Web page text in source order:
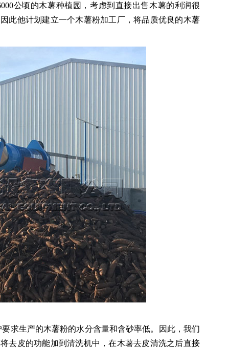
公顷的木薯种植园，考虑到直接出售木薯的利润很
此他计划建立一个木薯粉加工厂，将品质优良的木薯
求生产的木薯粉的水分含量和含砂率低。因此，我们
去皮的功能加到清洗机中，在木薯去皮清洗之后直接